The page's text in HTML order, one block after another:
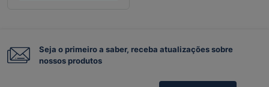
Seja o primeiro a saber, receba atualizações sobre
nossos produtos